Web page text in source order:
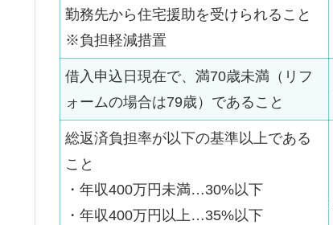
勤務先から住宅援助を受けられること
※負担軽減措置
借入申込日現在で、満70歳未満（リフ
ォームの場合は79歳）であること
総返済負担率が以下の基準以上である
こと
・年収400万円未満…30%以下
・年収400万円以上…35%以下